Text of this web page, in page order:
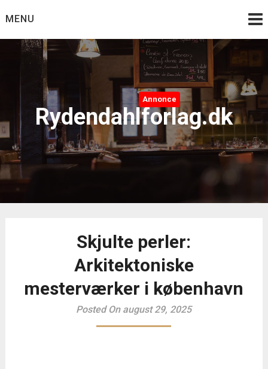
toMENU
Annonce
Rydendahlforlag.dk
Skjulte perler:
Arkitektoniske
mesterværker i københavn
Posted On august 29, 2025